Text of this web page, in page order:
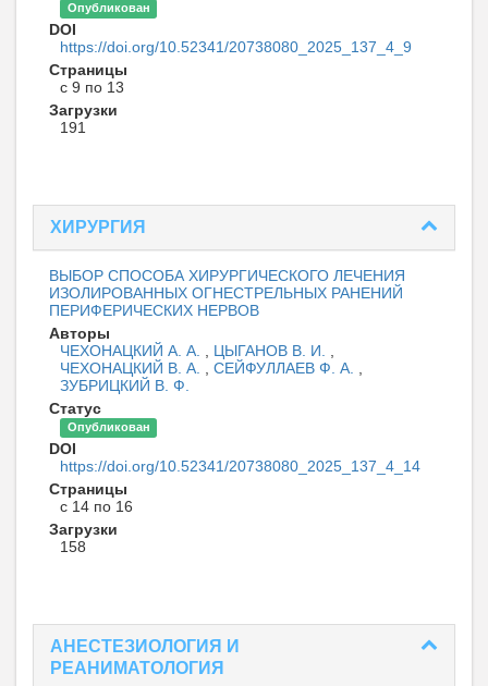
Опубликован
DOI
https://doi.org/10.52341/20738080_2025_137_4_9
Страницы
с 9 по 13
Загрузки
191
ХИРУРГИЯ
ВЫБОР СПОСОБА ХИРУРГИЧЕСКОГО ЛЕЧЕНИЯ
ИЗОЛИРОВАННЫХ ОГНЕСТРЕЛЬНЫХ РАНЕНИЙ
ПЕРИФЕРИЧЕСКИХ НЕРВОВ
Авторы
ЧЕХОНАЦКИЙ А. А. , ЦЫГАНОВ В. И. ,
ЧЕХОНАЦКИЙ В. А. , СЕЙФУЛЛАЕВ Ф. А. ,
ЗУБРИЦКИЙ В. Ф.
Статус
Опубликован
DOI
https://doi.org/10.52341/20738080_2025_137_4_14
Страницы
с 14 по 16
Загрузки
158
АНЕСТЕЗИОЛОГИЯ И
РЕАНИМАТОЛОГИЯ